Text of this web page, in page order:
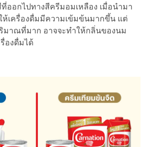
ออกไปทางสีครีมอมเหลือง เมื่อนำมา
ห้เครื่องดื่มมีความเข้มข้นมากขึ้น แต่
มาณที่มาก อาจจะทำให้กลิ่นของนม
องดื่มได้